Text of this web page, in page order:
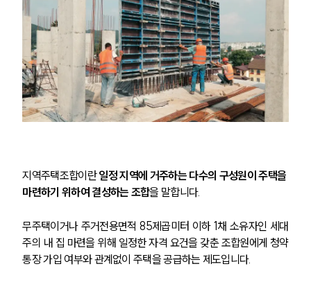
지역주택조합이란 일정 지역에 거주하는 다수의 구성원이 주택을
마련하기 위하여 결성하는 조합을 말합니다.
무주택이거나 주거전용면적 85제곱미터 이하 1채 소유자인 세대
주의 내 집 마련을 위해 일정한 자격 요건을 갖춘 조합원에게 청약
통장 가입 여부와 관계없이 주택을 공급하는 제도입니다.